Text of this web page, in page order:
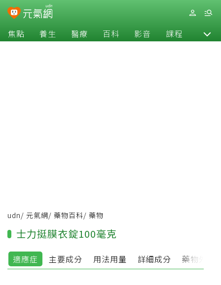
焦點 養生 醫療 百科 影音 課程 退休
udn/ 元氣網/ 藥物百科/ 藥物
士力挺膜衣錠100毫克
適應症 主要成分 用法用量 詳細成分 藥物外觀